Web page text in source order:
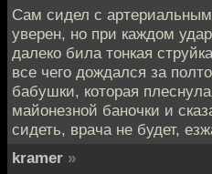
Сам сидел с
уверен, но при каждом
далеко била тонкая
все чего дождался за
бабушки, которая
майонезной баночки и
сидеть, врача не будет,
kramer »